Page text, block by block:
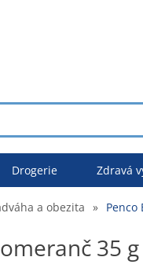
Drogerie Zdravá
a obezita » Penco
35 g